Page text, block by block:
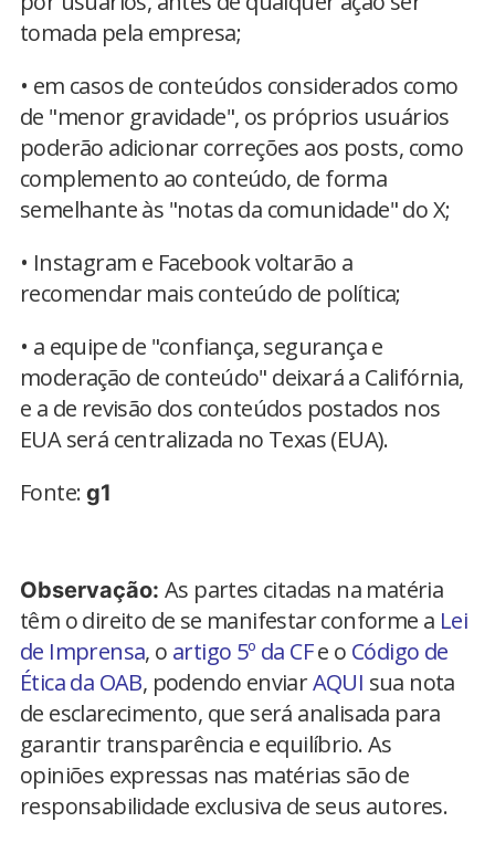
tomada pela empresa;
• em casos de conteúdos considerados como
de "menor gravidade", os próprios usuários
poderão adicionar correções aos posts, como
complemento ao conteúdo, de forma
semelhante às "notas da comunidade" do X;
• Instagram e Facebook voltarão a
recomendar mais conteúdo de política;
• a equipe de "confiança, segurança e
moderação de conteúdo" deixará a Califórnia,
e a de revisão dos conteúdos postados nos
EUA será centralizada no Texas (EUA).
Fonte: g1
Observação: As partes citadas na matéria
têm o direito de se manifestar conforme a Lei
de Imprensa, o artigo 5º da CFe o Código de
Ética da OAB, podendo enviarAQUI sua nota
de esclarecimento, que será analisada para
garantir transparência e equilíbrio. As
opiniões expressas nas matérias são de
responsabilidade exclusiva de seus autores.